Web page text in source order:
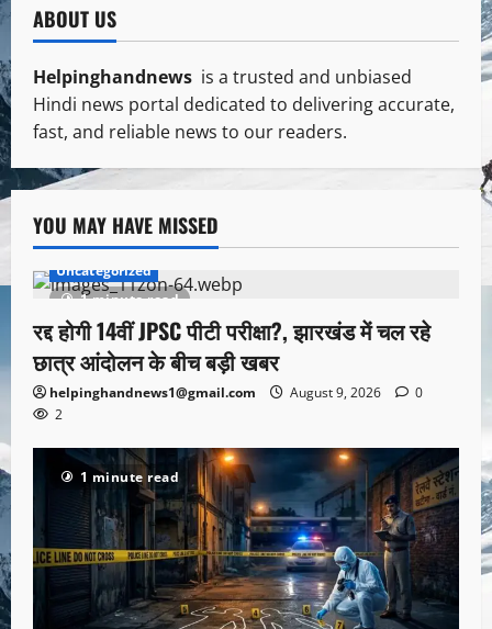
ABOUT US
Helpinghandnews is a trusted and unbiased
Hindi news portal dedicated to delivering accurate,
fast, and reliable news to our readers.
YOU MAY HAVE MISSED
1 minute read
Uncategorized
रद्द होगी 14वीं JPSC पीटी परीक्षा?, झारखंड में चल रहे
छात्र आंदोलन के बीच बड़ी खबर
helpinghandnews1@gmail.com August 9, 2026
0
2
1 minute read